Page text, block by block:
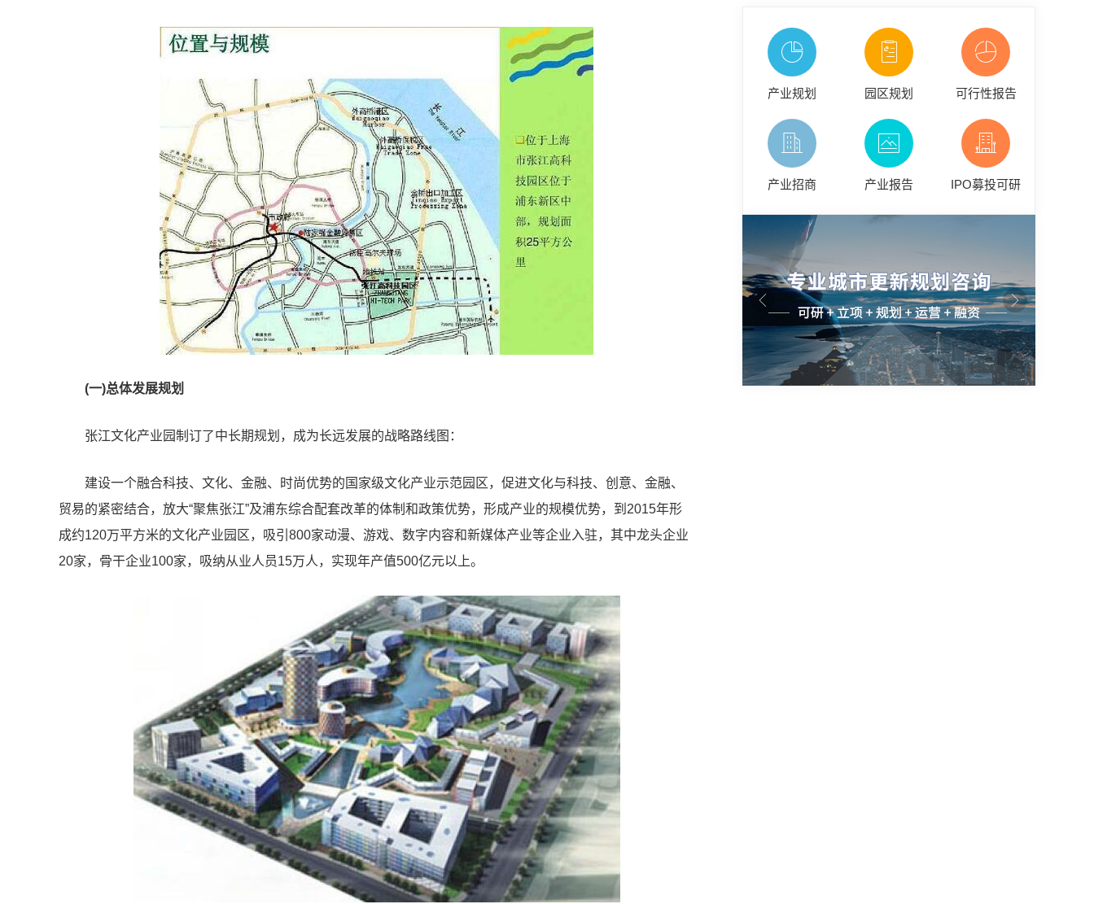
(一)总体发展规划
张江文化产业园制订了中长期规划，成为长远发展的战略路线图：
建设一个融合科技、文化、 金融、时尚优势的国家级文化产业示范园区，促进文化与科技、创意、金融、
贸易的紧密结合，放大“聚焦张江”及浦东综合配套改革的体制和政策优势，形成产业的规模优势，到2015年形
成约120万平方米的文化产业园区，吸引800家动漫、游戏、数字内容和新媒体产业等企业入驻，其中龙头企业
20家，骨干企业100家，吸纳从业人员15万人，实现年产值500亿元以上。
产业规划 园区规划 可行性报告
产业招商 产业报告 IPO募投可研